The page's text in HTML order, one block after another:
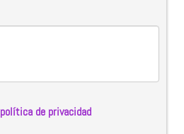
política de privacidad